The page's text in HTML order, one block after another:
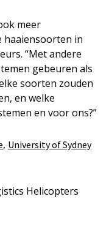
meer
haaiensoorten in
“Met andere
gebeuren als
soorten zouden
en welke
en voor ons?”
, University of Sydney
Helicopters